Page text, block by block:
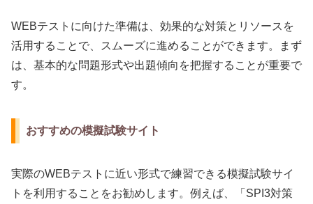
WEBテストに向けた準備は、効果的な対策とリソースを
活用することで、スムーズに進めることができます。まず
は、基本的な問題形式や出題傾向を把握することが重要で
す。
おすすめの模擬試験サイト
実際のWEBテストに近い形式で練習できる模擬試験サイ
トを利用することをお勧めします。例えば、「SPI3対策